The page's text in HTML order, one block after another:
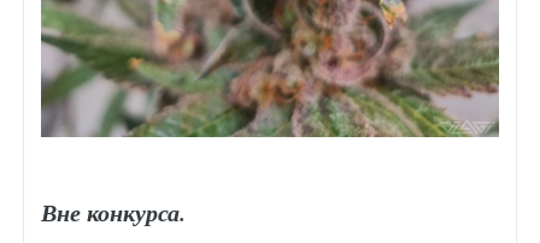
Вне конкурса.